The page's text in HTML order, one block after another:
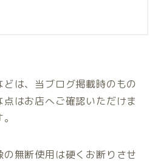
は、当ブログ掲載時のもの
はお店へご確認いただけま
無断使用は硬くお断りさせ